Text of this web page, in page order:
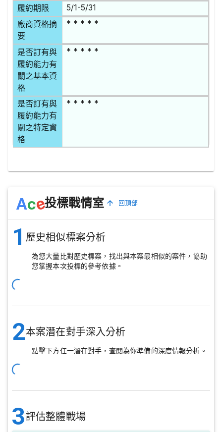
履約期限 5/1-5/31
廠商資格摘
要
* * * * *
是否訂有與
履約能力有
關之基本資
格
* * * * *
是否訂有與
履約能力有
關之特定資
格
* * * * *
Ace投標戰情室 回頂部
1 歷史相似標案分析
為您大量比對歷史標案，找出與本案最相似的案件，協助
您掌握本次投標的參考依據。
2本案潛在對手深入分析
點擊下方任一潛在對手，查閱為你準備的深度情報分析。
3評估整體戰場